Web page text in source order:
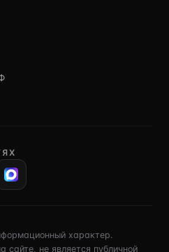
характер.
не является публичной